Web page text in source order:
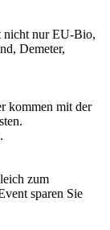
nicht nur EU-Bio,
Demeter,
kommen mit der
zum
sparen Sie